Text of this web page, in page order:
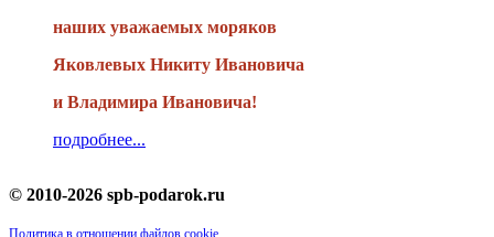
наших уважаемых моряков
Яковлевых Никиту Ивановича
и Владимира Ивановича!
подробнее...
© 2010-2026 spb-podarok.ru
Политика в отношении файлов cookie